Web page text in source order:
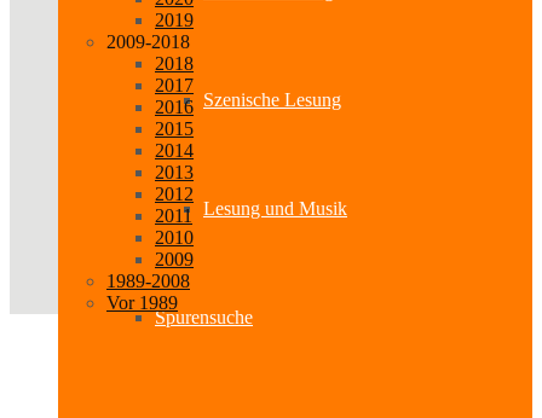
Szenische Lesung
Lesung und Musik
Spurensuche
2019
2009-2018
2018
2017
2016
2015
2014
2013
2012
2011
2010
2009
1989-2008
Vor 1989